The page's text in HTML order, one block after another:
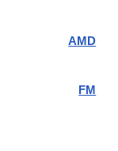
AMD
FM